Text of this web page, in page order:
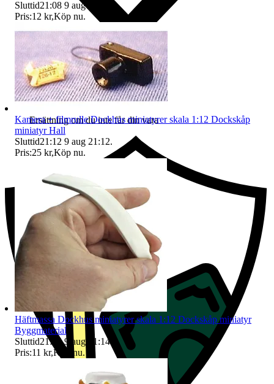
Ersättning om du inte får din vara
Sluttid21:08 9 aug 21:08
Pris:12 kr,Köp nu.
Kamera + filmrulle Dockhus miniatyrer skala 1:12 Dockskåp
miniatyr Hall
Sluttid21:12 9 aug 21:12.
Pris:25 kr,Köp nu.
Häftmassa Dockhus miniatyrer skala 1:12 Dockskåp miniatyr
Byggmaterial
Sluttid21:14 9 aug 21:14
Pris:11 kr,Köp nu.